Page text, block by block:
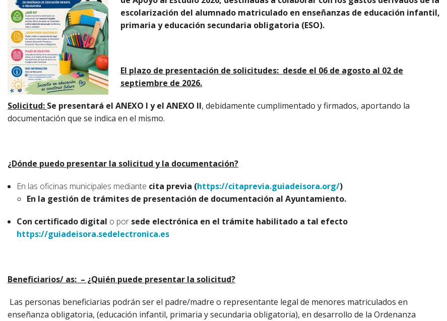
Becas y Ayudas (edu)
escolarización del alumnado matriculado en enseñanzas de educación infantil,
primaria y educación secundaria obligatoria (ESO).
El plazo de presentación de solicitudes: desde el 06 de agosto al 02 de
septiembre de 2026.
Solicitud: Se presentará el ANEXO I y el ANEXO II, debidamente cumplimentado y firmados, aportando la
documentación que se indica en el mismo.
¿Dónde puedo presentar la solicitud y la documentación?
En las oficinas municipales mediante cita previa (https://citaprevia.guiadeisora.org/)
En la gestión de trámites de presentación de documentación al Ayuntamiento.
Con certificado digital o por sede electrónica en el trámite habilitado a tal efecto
https://guiadeisora.sedelectronica.es
Beneficiarios/ as: – ¿Quién puede presentar la solicitud?
Las personas beneficiarias podrán ser el padre/madre o representante legal de menores matriculados en
enseñanza obligatoria, (educación infantil, primaria y secundaria obligatoria), en desarrollo de la Ordenanza